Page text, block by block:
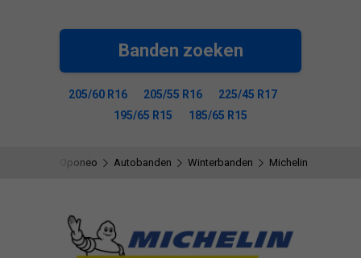
Banden zoeken
205/60 R16 205/55 R16
225/45 R17
195/65 R15
185/65 R15
Oponeo Autobanden Winterbanden Michelin